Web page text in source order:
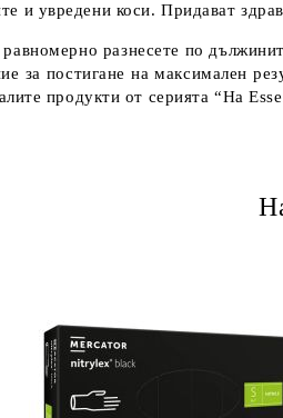
и увредени коси. Придават
разнесете по
за постигане на максимален
продукти от серията “Ha